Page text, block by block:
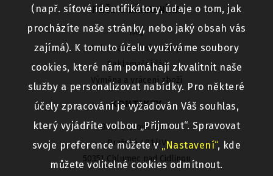
(např. síťové identifikátory, údaje o tom, jak
procházíte naše stránky, nebo jaký obsah vás
zajímá). K tomuto účelu využíváme soubory
cookies, které nám pomáhají zkvalitnit naše
služby a personalizovat nabídky. Pro některé
účely zpracování je vyžadován Váš souhlas,
který vyjádříte volbou „Přijmout“. Spravovat
svoje preference můžete v„Nastavení“, kde
můžete volitelné cookies odmítnout.
PÉČE O ZÁKAZNÍKA
FAQ
Ochrana osobních údajů
Reklamační řád
Výměna a vrácení zboží
KONTAKTY
Bikers Crown s.r.o.
Pražská 481/IV
50351 Chlumec nad Cidlinou